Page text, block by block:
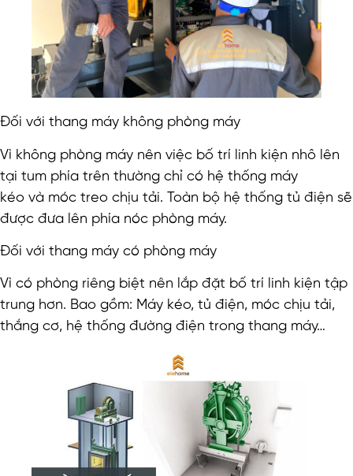
Đối với thang máy không phòng máy
Vì không phòng máy nên việc bố trí linh kiện nhô lên
tại tum phía trên thường chỉ có hệ thống máy
kéo và móc treo chịu tải. Toàn bộ hệ thống tủ điện sẽ
được đưa lên phía nóc phòng máy.
Đối với thang máy có phòng máy
Vì có phòng riêng biệt nên lắp đặt bố trí linh kiện tập
trung hơn. Bao gồm: Máy kéo, tủ điện, móc chịu tải,
thắng cơ, hệ thống đường điện trong thang máy…